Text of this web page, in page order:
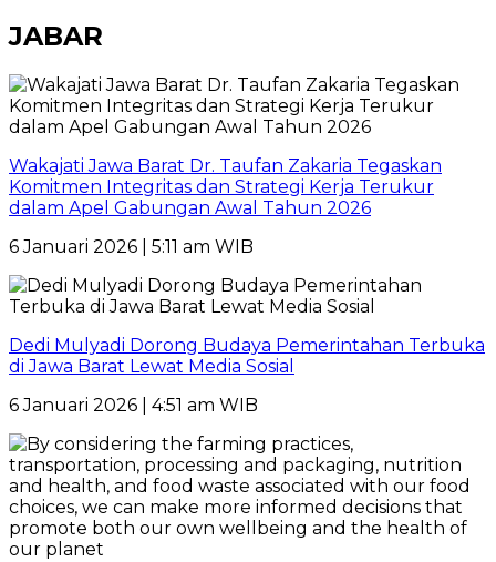
JABAR
Wakajati Jawa Barat Dr. Taufan Zakaria Tegaskan
Komitmen Integritas dan Strategi Kerja Terukur
dalam Apel Gabungan Awal Tahun 2026
6 Januari 2026 | 5:11 am WIB
Dedi Mulyadi Dorong Budaya Pemerintahan Terbuka
di Jawa Barat Lewat Media Sosial
6 Januari 2026 | 4:51 am WIB